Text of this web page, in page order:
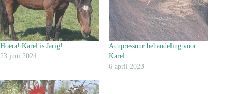
Hoera! Karel is Jarig!
23 juni 2024
Acupressuur behandeling voor
Karel
6 april 2023